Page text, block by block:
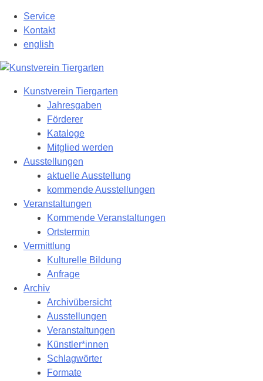
Hauptinhalt
springen
Service
Kontakt
english
Kunstverein Tiergarten
Jahresgaben
Förderer
Kataloge
Mitglied werden
Ausstellungen
aktuelle Ausstellung
kommende Ausstellungen
Veranstaltungen
Kommende Veranstaltungen
Ortstermin
Vermittlung
Kulturelle Bildung
Anfrage
Archiv
Archivübersicht
Ausstellungen
Veranstaltungen
Künstler*innen
Schlagwörter
Formate